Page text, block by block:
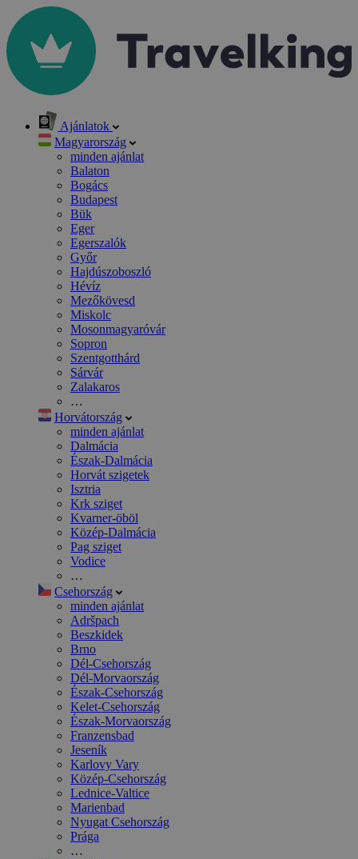
Ajánlatok
Magyarország
minden ajánlat
Balaton
Bogács
Budapest
Bük
Eger
Egerszalók
Győr
Hajdúszoboszló
Hévíz
Mezőkövesd
Miskolc
Mosonmagyaróvár
Sopron
Szentgotthárd
Sárvár
Zalakaros
…
Horvátország
minden ajánlat
Dalmácia
Észak-Dalmácia
Horvát szigetek
Isztria
Krk sziget
Kvarner-öböl
Közép-Dalmácia
Pag sziget
Vodice
…
Csehország
minden ajánlat
Adršpach
Beszkidek
Brno
Dél-Csehország
Dél-Morvaország
Észak-Csehország
Kelet-Csehország
Észak-Morvaország
Franzensbad
Jeseník
Karlovy Vary
Közép-Csehország
Lednice-Valtice
Marienbad
Nyugat Csehország
Prága
…